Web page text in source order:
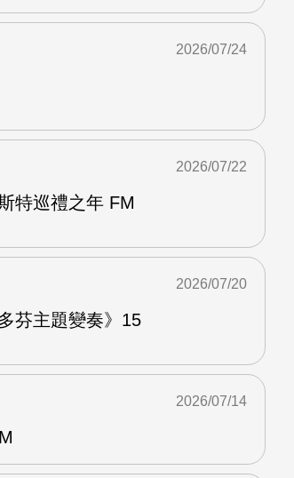
2026/07/24
特巡禮之年 FM
2026/07/22
芬主題變奏》15
2026/07/20
2026/07/14